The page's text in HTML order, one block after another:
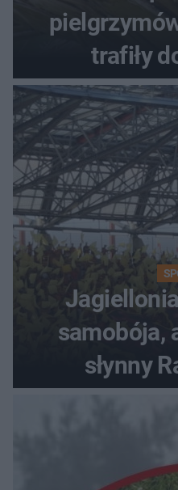
trafiły
samobója,
słynny